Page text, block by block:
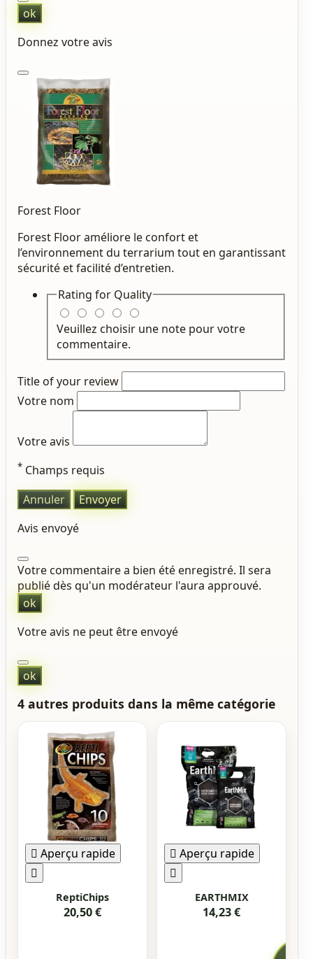
ok
Donnez votre avis
Forest Floor
Forest Floor améliore le confort et
l’environnement du terrarium tout en garantissant
sécurité et facilité d’entretien.
Rating for Quality
Veuillez choisir une note pour votre
commentaire.
Title of your review
Votre nom
Votre avis
* Champs requis
Annuler
Envoyer
Avis envoyé
Votre commentaire a bien été enregistré. Il sera
publié dès qu'un modérateur l'aura approuvé.
ok
Votre avis ne peut être envoyé
ok
4 autres produits dans la même catégorie
 Aperçu rapide

ReptiChips
20,50 €
 Aperçu rapide

EARTHMIX
14,23 €